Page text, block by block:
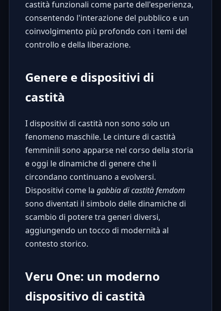
castità funzionali come parte dell'esperienza,
consentendo l'interazione del pubblico e un
coinvolgimento più profondo con i temi del
controllo e della liberazione.
Genere e dispositivi di
castità
I dispositivi di castità non sono solo un
fenomeno maschile. Le cinture di castità
femminili sono apparse nel corso della storia
e oggi le dinamiche di genere che li
circondano continuano a evolversi.
Dispositivi come la gabbia di castità femdom
sono diventati il simbolo delle dinamiche di
scambio di potere tra generi diversi,
aggiungendo un tocco di modernità al
contesto storico.
Veru One: un moderno
dispositivo di castità